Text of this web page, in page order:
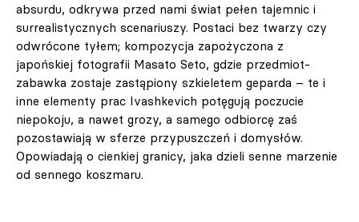
absurdu, odkrywa przed nami świat pełen tajemnic i
surrealistycznych scenariuszy. Postaci bez twarzy czy
odwrócone tyłem; kompozycja zapożyczona z
japońskiej fotografii Masato Seto, gdzie przedmiot-
zabawka zostaje zastąpiony szkieletem geparda – te i
inne elementy prac Ivashkevich potęgują poczucie
niepokoju, a nawet grozy, a samego odbiorcę zaś
pozostawiają w sferze przypuszczeń i domysłów.
Opowiadają o cienkiej granicy, jaka dzieli senne marzenie
od sennego koszmaru.